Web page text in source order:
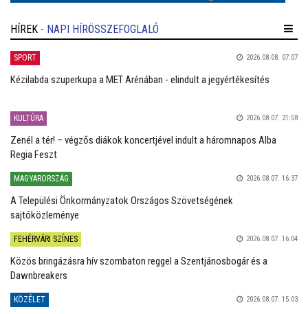
HÍREK - NAPI HÍRÖSSZEFOGLALÓ
SPORT 2026.08.08. 07:07
Kézilabda szuperkupa a MET Arénában - elindult a jegyértékesítés
KULTÚRA 2026.08.07. 21:58
Zenél a tér! – végzős diákok koncertjével indult a háromnapos Alba
Regia Feszt
MAGYARORSZÁG 2026.08.07. 16:37
A Települési Önkormányzatok Országos Szövetségének
sajtóközleménye
FEHÉRVÁRI SZÍNES 2026.08.07. 16:04
Közös bringázásra hív szombaton reggel a Szentjánosbogár és a
Dawnbreakers
KÖZÉLET 2026.08.07. 15:03